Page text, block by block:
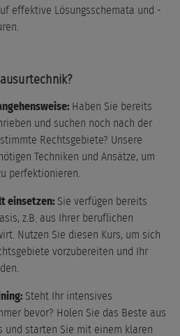
effektive Lösungsschemata und -
Haben Sie bereits
und suchen noch nach der
Rechtsgebiete? Unsere
Techniken und Ansätze, um
perfektionieren.
einsetzen: Sie verfügen bereits
z.B. aus Ihrer beruflichen
Nutzen Sie diesen Kurs, um sich
vorzubereiten und Ihr
Steht Ihr intensives
bevor? Holen Sie das Beste aus
und starten Sie mit einem klaren